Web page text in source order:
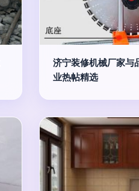
济宁装修机械厂家与
业热帖精选